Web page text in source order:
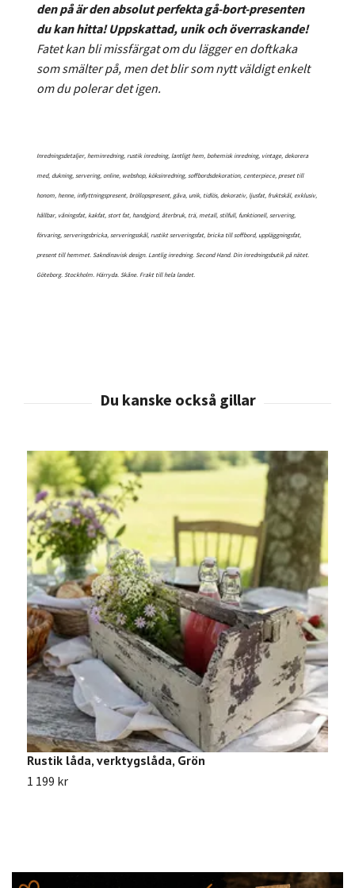
den på är den absolut perfekta gå-bort-presenten
du kan hitta! Uppskattad, unik och överraskande!
Fatet kan bli missfärgat om du lägger en doftkaka
som smälter på, men det blir som nytt väldigt enkelt
om du polerar det igen.
Inredningsdetaljer, heminredning, rustik inredning, lantligt hem, bohemisk inredning, vintage, dekorera
med, dukning, servering, online, webshop, köksinredning, soffbordsdekoration, centerpiece, preset till
honom, henne, inflyttningspresent, bröllopspresent, gåva, unik, tidlös, dekorativ, ljusfat, fruktskål, exklusiv,
hållbar, våningsfat, kakfat, stort fat, handgjord, återbruk, trä, metall, stilfull, funktionell, servering,
förvaring, serveringsbricka, serveringsskål, rustikt serveringsfat, bricka till soffbord, uppläggningsfat,
present till hemmet. Sakndinavisk design. Lantlig inredning. Second Hand. Din inredningsbutik på nätet.
Göteborg. Stockholm. Härryda. Skåne. Frakt till hela landet.
Rustik låda, verktygslåda, Grön
1 199 kr